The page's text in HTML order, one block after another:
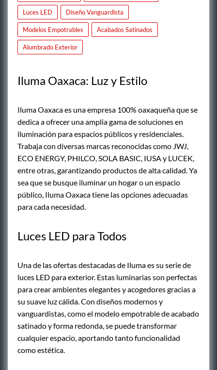
Luces LED Diseño Vanguardista
Modelos Empotrables Acabados Satinados
Alumbrado Exterior
Iluma Oaxaca: Luz y Estilo
Iluma Oaxaca es una empresa 100% oaxaqueña que se
dedica a ofrecer una amplia gama de soluciones en
iluminación para espacios públicos y residenciales.
Trabaja con diversas marcas reconocidas como JWJ,
ECO ENERGY, PHILCO, SOLA BASIC, IUSA y LUCEK,
entre otras, garantizando productos de alta calidad. Ya
sea que se busque iluminar un hogar o un espacio
público, Iluma Oaxaca tiene las opciones adecuadas
para cada necesidad.
Luces LED para Todos
Una de las ofertas destacadas de Iluma es su serie de
luces LED para exterior. Estas luminarias son perfectas
para crear ambientes elegantes y acogedores gracias a
su suave luz cálida. Con diseños modernos y
vanguardistas, como el modelo empotrable de acabado
satinado y forma redonda, se puede transformar
cualquier espacio, aportando tanto funcionalidad
como estética.